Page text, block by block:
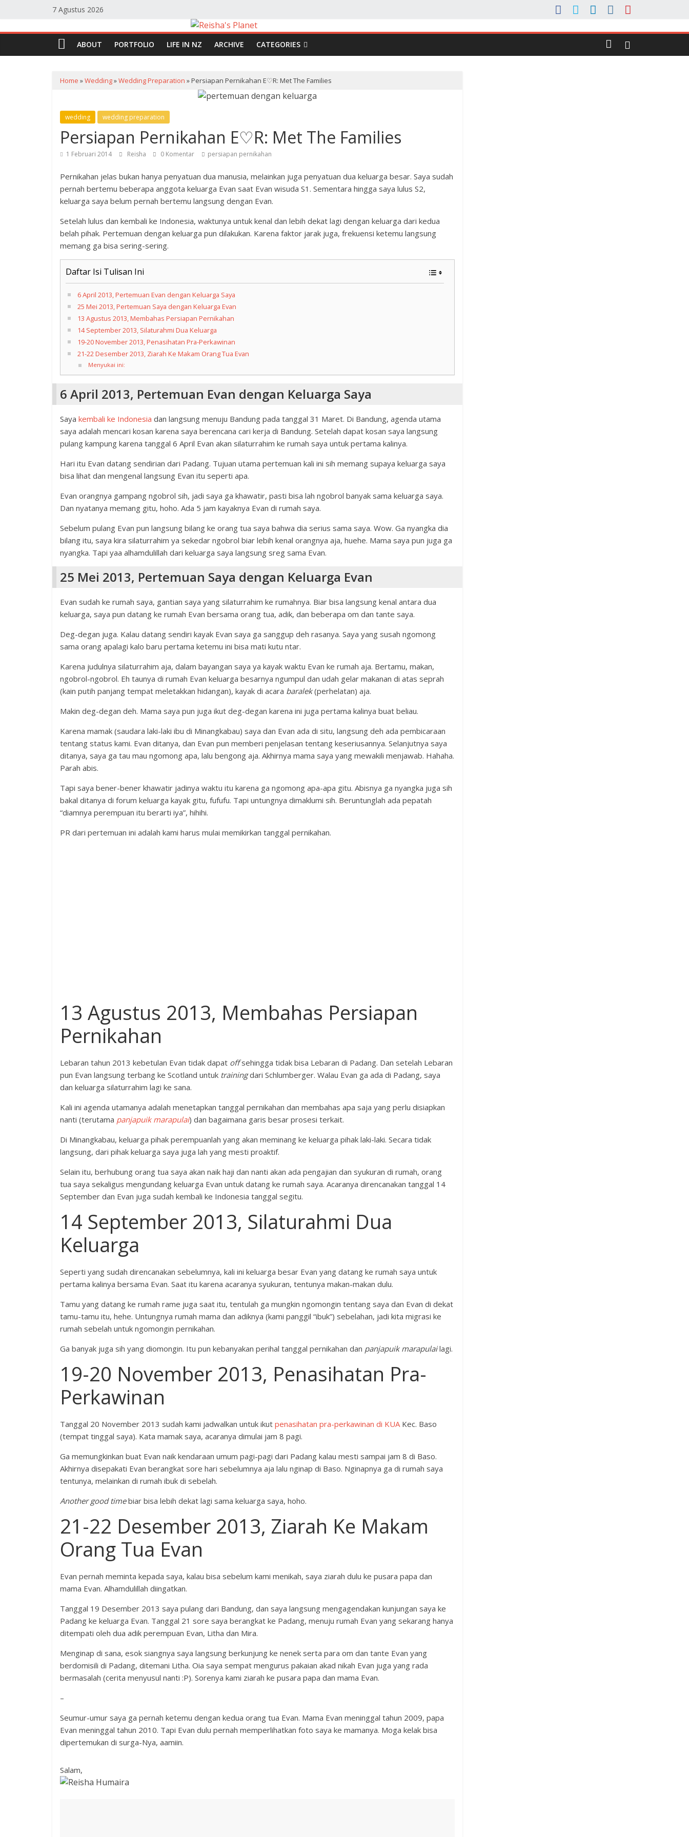
content
7 Agustus 2026
Reisha's
Planet
Reisha
ABOUT PORTFOLIO LIFE IN NZ ARCHIVE CATEGORIES
Home »Wedding»Wedding Preparation »Persiapan Pernikahan E♡R: Met The Families
wedding wedding preparation
Persiapan Pernikahan E♡R: Met The Families
1 Februari 2014 Reisha 0 Komentar persiapan pernikahan
Pernikahan jelas bukan hanya penyatuan dua manusia, melainkan juga penyatuan dua keluarga besar. Saya sudah
pernah bertemu beberapa anggota keluarga Evan saat Evan wisuda S1. Sementara hingga saya lulus S2,
keluarga saya belum pernah bertemu langsung dengan Evan.
Setelah lulus dan kembali ke Indonesia, waktunya untuk kenal dan lebih dekat lagi dengan keluarga dari kedua
belah pihak. Pertemuan dengan keluarga pun dilakukan. Karena faktor jarak juga, frekuensi ketemu langsung
memang ga bisa sering-sering.
Daftar Isi Tulisan Ini
6 April 2013, Pertemuan Evan dengan Keluarga Saya
25 Mei 2013, Pertemuan Saya dengan Keluarga Evan
13 Agustus 2013, Membahas Persiapan Pernikahan
14 September 2013, Silaturahmi Dua Keluarga
19-20 November 2013, Penasihatan Pra-Perkawinan
21-22 Desember 2013, Ziarah Ke Makam Orang Tua Evan
Menyukai ini:
6 April 2013, Pertemuan Evan dengan Keluarga Saya
Saya kembali ke Indonesia dan langsung menuju Bandung pada tanggal 31 Maret. Di Bandung, agenda utama
saya adalah mencari kosan karena saya berencana cari kerja di Bandung. Setelah dapat kosan saya langsung
pulang kampung karena tanggal 6 April Evan akan silaturrahim ke rumah saya untuk pertama kalinya.
Hari itu Evan datang sendirian dari Padang. Tujuan utama pertemuan kali ini sih memang supaya keluarga saya
bisa lihat dan mengenal langsung Evan itu seperti apa.
Evan orangnya gampang ngobrol sih, jadi saya ga khawatir, pasti bisa lah ngobrol banyak sama keluarga saya.
Dan nyatanya memang gitu, hoho. Ada 5 jam kayaknya Evan di rumah saya.
Sebelum pulang Evan pun langsung bilang ke orang tua saya bahwa dia serius sama saya. Wow. Ga nyangka dia
bilang itu, saya kira silaturrahim ya sekedar ngobrol biar lebih kenal orangnya aja, huehe. Mama saya pun juga ga
nyangka. Tapi yaa alhamdulillah dari keluarga saya langsung sreg sama Evan.
25 Mei 2013, Pertemuan Saya dengan Keluarga Evan
Evan sudah ke rumah saya, gantian saya yang silaturrahim ke rumahnya. Biar bisa langsung kenal antara dua
keluarga, saya pun datang ke rumah Evan bersama orang tua, adik, dan beberapa om dan tante saya.
Deg-degan juga. Kalau datang sendiri kayak Evan saya ga sanggup deh rasanya. Saya yang susah ngomong
sama orang apalagi kalo baru pertama ketemu ini bisa mati kutu ntar.
Karena judulnya silaturrahim aja, dalam bayangan saya ya kayak waktu Evan ke rumah aja. Bertamu, makan,
ngobrol-ngobrol. Eh taunya di rumah Evan keluarga besarnya ngumpul dan udah gelar makanan di atas seprah
(kain putih panjang tempat meletakkan hidangan), kayak di acara baralek(perhelatan) aja.
Makin deg-degan deh. Mama saya pun juga ikut deg-degan karena ini juga pertama kalinya buat beliau.
Karena mamak (saudara laki-laki ibu di Minangkabau) saya dan Evan ada di situ, langsung deh ada pembicaraan
tentang status kami. Evan ditanya, dan Evan pun memberi penjelasan tentang keseriusannya. Selanjutnya saya
ditanya, saya ga tau mau ngomong apa, lalu bengong aja. Akhirnya mama saya yang mewakili menjawab. Hahaha.
Parah abis.
Tapi saya bener-bener khawatir jadinya waktu itu karena ga ngomong apa-apa gitu. Abisnya ga nyangka juga sih
bakal ditanya di forum keluarga kayak gitu, fufufu. Tapi untungnya dimaklumi sih. Beruntunglah ada pepatah
“diamnya perempuan itu berarti iya”, hihihi.
PR dari pertemuan ini adalah kami harus mulai memikirkan tanggal pernikahan.
13 Agustus 2013, Membahas Persiapan
Pernikahan
Lebaran tahun 2013 kebetulan Evan tidak dapat offsehingga tidak bisa Lebaran di Padang. Dan setelah Lebaran
pun Evan langsung terbang ke Scotland untuk trainingdari Schlumberger. Walau Evan ga ada di Padang, saya
dan keluarga silaturrahim lagi ke sana.
Kali ini agenda utamanya adalah menetapkan tanggal pernikahan dan membahas apa saja yang perlu disiapkan
nanti (terutama panjapuik marapulai) dan bagaimana garis besar prosesi terkait.
Di Minangkabau, keluarga pihak perempuanlah yang akan meminang ke keluarga pihak laki-laki. Secara tidak
langsung, dari pihak keluarga saya juga lah yang mesti proaktif.
Selain itu, berhubung orang tua saya akan naik haji dan nanti akan ada pengajian dan syukuran di rumah, orang
tua saya sekaligus mengundang keluarga Evan untuk datang ke rumah saya. Acaranya direncanakan tanggal 14
September dan Evan juga sudah kembali ke Indonesia tanggal segitu.
14 September 2013, Silaturahmi Dua
Keluarga
Seperti yang sudah direncanakan sebelumnya, kali ini keluarga besar Evan yang datang ke rumah saya untuk
pertama kalinya bersama Evan. Saat itu karena acaranya syukuran, tentunya makan-makan dulu.
Tamu yang datang ke rumah rame juga saat itu, tentulah ga mungkin ngomongin tentang saya dan Evan di dekat
tamu-tamu itu, hehe. Untungnya rumah mama dan adiknya (kami panggil “ibuk”) sebelahan, jadi kita migrasi ke
rumah sebelah untuk ngomongin pernikahan.
Ga banyak juga sih yang diomongin. Itu pun kebanyakan perihal tanggal pernikahan dan panjapuik marapulailagi.
19-20 November 2013, Penasihatan Pra-
Perkawinan
Tanggal 20 November 2013 sudah kami jadwalkan untuk ikut penasihatan pra-perkawinan di KUAKec. Baso
(tempat tinggal saya). Kata mamak saya, acaranya dimulai jam 8 pagi.
Ga memungkinkan buat Evan naik kendaraan umum pagi-pagi dari Padang kalau mesti sampai jam 8 di Baso.
Akhirnya disepakati Evan berangkat sore hari sebelumnya aja lalu nginap di Baso. Nginapnya ga di rumah saya
tentunya, melainkan di rumah ibuk di sebelah.
Another good timebiar bisa lebih dekat lagi sama keluarga saya, hoho.
21-22 Desember 2013, Ziarah Ke Makam
Orang Tua Evan
Evan pernah meminta kepada saya, kalau bisa sebelum kami menikah, saya ziarah dulu ke pusara papa dan
mama Evan. Alhamdulillah diingatkan.
Tanggal 19 Desember 2013 saya pulang dari Bandung, dan saya langsung mengagendakan kunjungan saya ke
Padang ke keluarga Evan. Tanggal 21 sore saya berangkat ke Padang, menuju rumah Evan yang sekarang hanya
ditempati oleh dua adik perempuan Evan, Litha dan Mira.
Menginap di sana, esok siangnya saya langsung berkunjung ke nenek serta para om dan tante Evan yang
berdomisili di Padang, ditemani Litha. Oia saya sempat mengurus pakaian akad nikah Evan juga yang rada
bermasalah (cerita menyusul nanti :P). Sorenya kami ziarah ke pusara papa dan mama Evan.
–
Seumur-umur saya ga pernah ketemu dengan kedua orang tua Evan. Mama Evan meninggal tahun 2009, papa
Evan meninggal tahun 2010. Tapi Evan dulu pernah memperlihatkan foto saya ke mamanya. Moga kelak bisa
dipertemukan di surga-Nya, aamiin.
Salam,